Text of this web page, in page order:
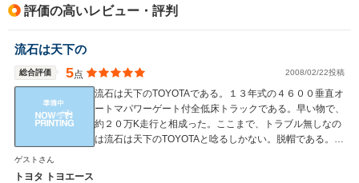
評価の高いレビュー・評判
流石は天下の
総合評価 5点 2008/02/22投稿
流石は天下のTOYOTAである。１３年式の４６００垂直オ
ートマパワーゲート付全低床トラックである。早い物で、
約２０万K走行と相成った。ここまで、トラブル無しなの
は流石は天下のTOYOTAと唸るしかない。脱帽である。
ゲストさん
トヨタ トヨエース